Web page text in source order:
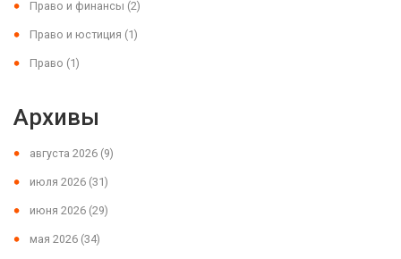
Право и финансы (2)
Право и юстиция (1)
Право (1)
Архивы
августа 2026 (9)
июля 2026 (31)
июня 2026 (29)
мая 2026 (34)